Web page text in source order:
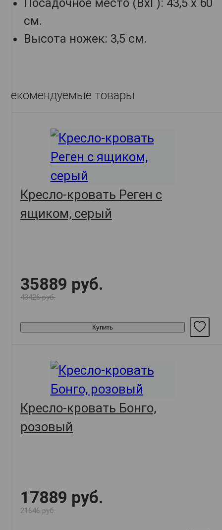
Посадочное место (ВхГ): 43,5 х 60
см.
Высота ножек: 3,5 см.
Рекомендуемые товары
Кресло-кровать Реген с
ящиком, серый
35889 руб.
43426 руб.
Купить
Кресло-кровать Бонго,
розовый
17889 руб.
21646 руб.